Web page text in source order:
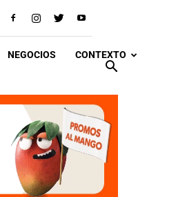
NEGOCIOS CONTEXTO